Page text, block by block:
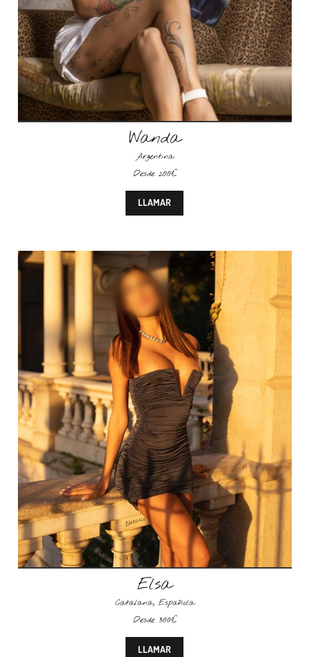
Wanda
Argentina
Desde 200€
LLAMAR
Elsa
Catalana, Española
Desde 300€
LLAMAR